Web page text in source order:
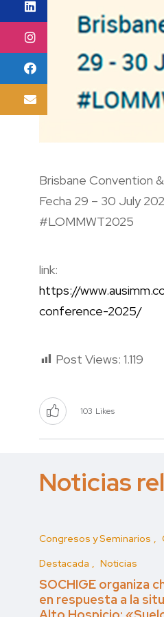
Brisbane Convention
Fecha 29 – 30 July
#LOMMWT2025
link:
https://
conference-2025/
Post Views: 1.119
103 Likes
Noticias
Congresos y Seminarios
Destacada
Noticias
SOCHIGE organiza
en respuesta a la